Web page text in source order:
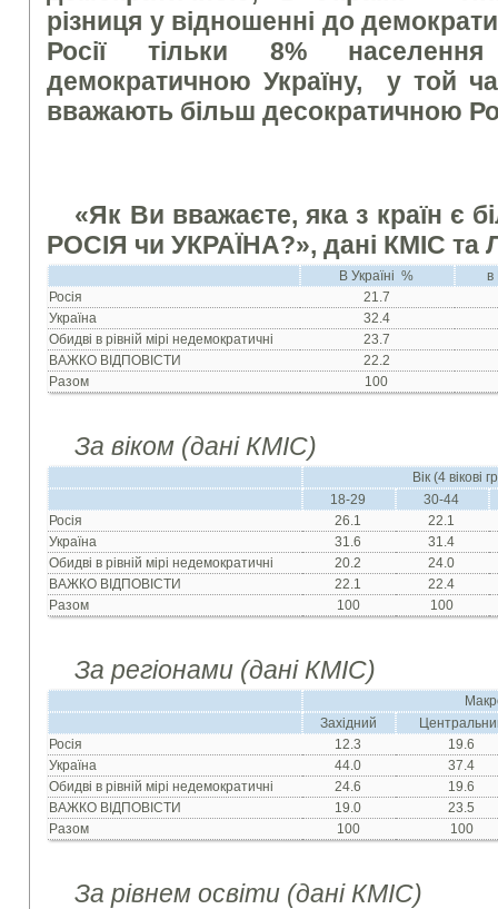
різниця у відношенні до
Росії тільки 8%
демократичною Україну, у той
вважають більш десократичною
«Як Ви вважаєте, яка з країн є
РОСІЯ чи УКРАЇНА?», дані КМІС та
В Україні %
в
Росiя
21.7
Україна
32.4
Обидвi в рiвнiй мiрi недемократичнi
23.7
ВАЖКО ВIДПОВIСТИ
22.2
Разом
100
За віком (дані КМІС)
Вік (4 вікові
18-29
30-44
Росiя
26.1
22.1
Україна
31.6
31.4
Обидвi в рiвнiй мiрi недемократичнi
20.2
24.0
ВАЖКО ВIДПОВIСТИ
22.1
22.4
Разом
100 100
За регіонами (дані КМІС)
Західний
Росiя
12.3
19.6
Україна
44.0
37.4
Обидвi в рiвнiй мiрi недемократичнi
24.6
19.6
ВАЖКО ВIДПОВIСТИ
19.0
23.5
Разом
100 100
За рівнем освіти (дані КМІС)